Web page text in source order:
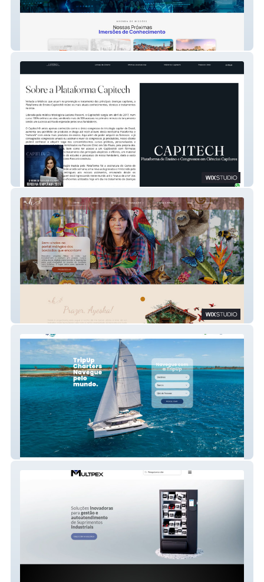
Fashion Innovation Business
Capitech
Trip Up Charters